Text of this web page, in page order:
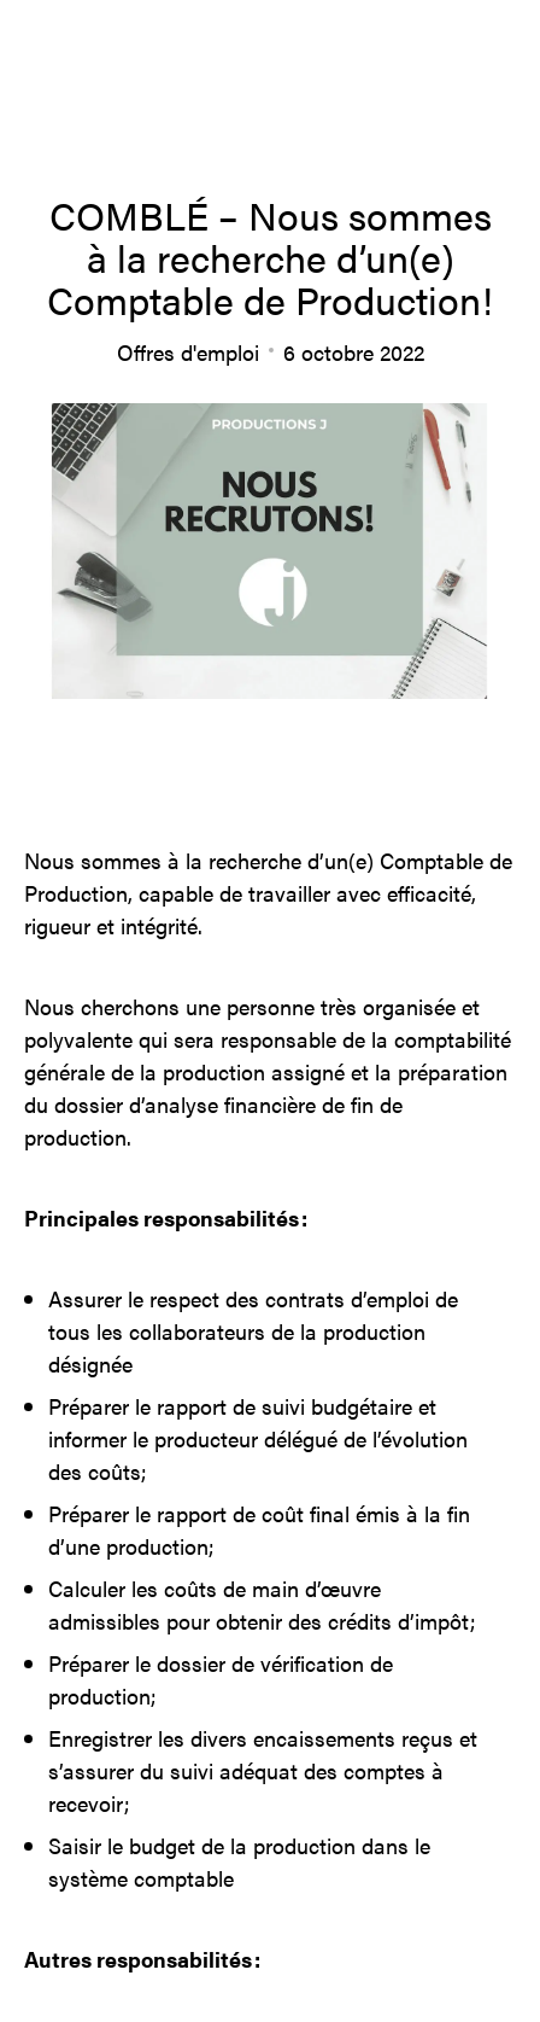
À propos
Équipe
Productions
Actualités
Contact
Jinfluence
COMBLÉ – Nous sommes
à la recherche d’un(e)
Comptable de Production!
Offres d'emploi 6 octobre 2022
Nous sommes à la recherche d’un(e) Comptable de
Production, capable de travailler avec efficacité,
rigueur et intégrité.
Nous cherchons une personne très organisée et
polyvalente qui sera responsable de la comptabilité
générale de la production assigné et la préparation
du dossier d’analyse financière de fin de
production.
Principales responsabilités :
Assurer le respect des contrats d’emploi de
tous les collaborateurs de la production
désignée
Préparer le rapport de suivi budgétaire et
informer le producteur délégué de l’évolution
des coûts;
Préparer le rapport de coût final émis à la fin
d’une production;
Calculer les coûts de main d’œuvre
admissibles pour obtenir des crédits d’impôt;
Préparer le dossier de vérification de
production;
Enregistrer les divers encaissements reçus et
s’assurer du suivi adéquat des comptes à
recevoir;
Saisir le budget de la production dans le
système comptable
Autres responsabilités :